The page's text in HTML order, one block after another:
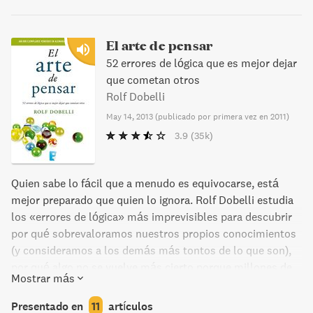
sobre cómo pensamos, Kahneman consigue revelar
cuándo podemos confiar en nuestras intuiciones y cuándo
no, y de qué modo podemos aprovechar los beneficios del
pensamiento lento. Además, ofrece enseñanzas prácticas
e iluminadoras sobre cómo se adoptan decisiones en la
vida profesional o personal, y sobre cómo podemos usar
distintas técnicas para protegernos de los fallos mentales
que nos crean problemas. Pensar rápido, pensar despacio
cambiará para siempre nuestra manera de pensar sobre
cómo pensamos.
El arte de pensar
52 errores de lógica que es mejor dejar
que cometan otros
Rolf Dobelli
May 14, 2013 (publicado por primera vez en 2011)
3.9 (35k)
Quien sabe lo fácil que a menudo es equivocarse, está
mejor preparado que quien lo ignora. Rolf Dobelli estudia
los «errores de lógica» más imprevisibles para descubrir
por qué sobrevaloramos nuestros propios conocimientos
(y consideramos a los demás más tontos de lo que son),
personas lo consideran así, y por qué nos enfrascamos en
teorías cuya falsedad está comprobada. «Para no perder
Mostrar más
Presentado en 11 artículos